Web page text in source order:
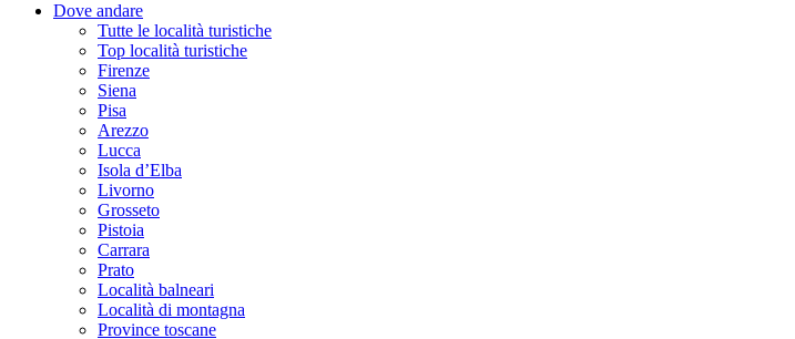
Dove andare
Tutte le località turistiche
Top località turistiche
Firenze
Siena
Pisa
Arezzo
Lucca
Isola d’Elba
Livorno
Grosseto
Pistoia
Carrara
Prato
Località balneari
Località di montagna
Province toscane